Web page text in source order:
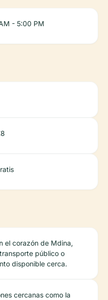
- 5:00 PM
el corazón de Mdina,
público o
disponible cerca.
cercanas como la